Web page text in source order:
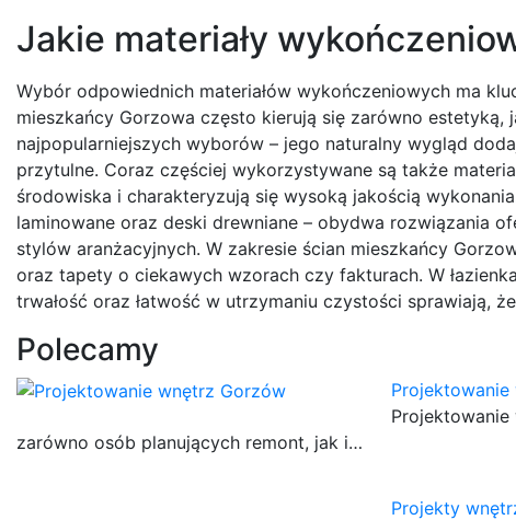
Jakie materiały
Wybór odpowiednich materiałów wykończeniowych ma
mieszkańcy Gorzowa często kierują się zarówno
najpopularniejszych wyborów – jego naturalny wygląd
przytulne. Coraz częściej wykorzystywane są także
środowiska i charakteryzują się wysoką jakością
laminowane oraz deski drewniane – obydwa rozwiązania
stylów aranżacyjnych. W zakresie ścian mieszkańcy
oraz tapety o ciekawych wzorach czy fakturach. W
trwałość oraz łatwość w utrzymaniu czystości sprawiają,
Polecamy
zarówno osób planujących remont, jak i…
Projekty